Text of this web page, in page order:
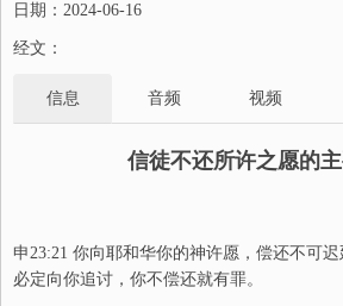
日期：2024-06-16
经文：
信息 音频 视频
信徒不还所许之愿的
申23:21 你向耶和华你的神许愿，偿还不可
必定向你追讨，你不偿还就有罪。